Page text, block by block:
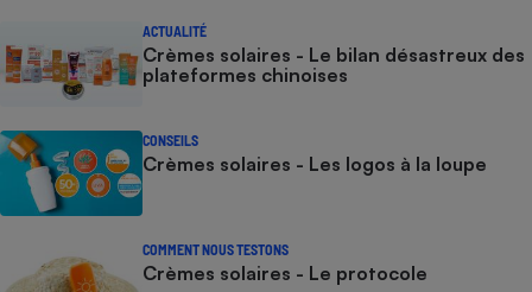
ACTUALITÉ
Crèmes solaires - Le bilan désastreux des
plateformes chinoises
CONSEILS
Crèmes solaires - Les logos à la loupe
COMMENT NOUS TESTONS
Crèmes solaires - Le protocole